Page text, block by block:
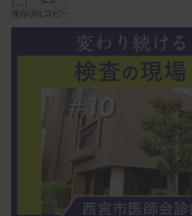
保存URLコピー